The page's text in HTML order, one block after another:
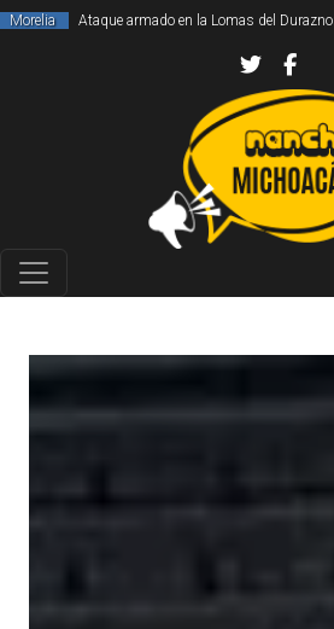
Morelia Ataque armado en la Lomas del